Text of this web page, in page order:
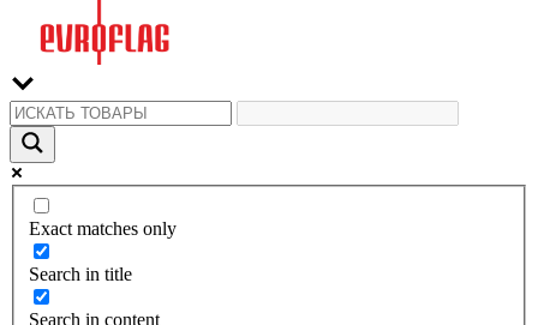
Exact matches only
Search in title
Search in content